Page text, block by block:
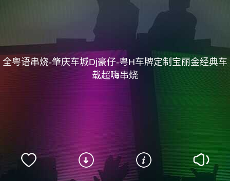
全粤语串烧-肇庆车城Dj豪仔-粤H车牌定制宝丽金经典车
载超嗨串烧